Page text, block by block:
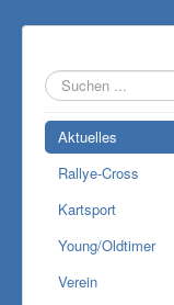
Suchen
...
Aktuelles
Rallye-Cross
Kartsport
Young/Oldtimer
Verein